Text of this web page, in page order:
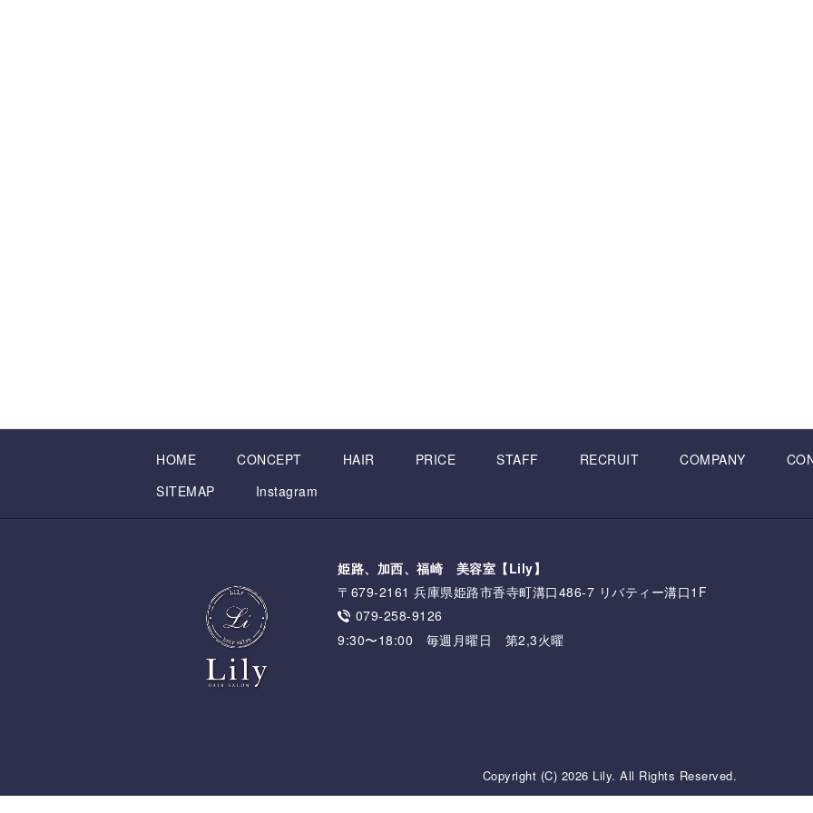
HOME CONCEPT HAIR PRICE STAFF RECRUIT COMPANY
SITEMAP
Instagram
姫路、加西、福崎 美容室【Lily】
〒679-2161 兵庫県姫路市香寺町溝口486-7 リバティー溝口1F
079-258-9126
9:30〜18:00 毎週月曜日 第2,3火曜
Copyright (C) 2026 Lily. All Rights Reserved.